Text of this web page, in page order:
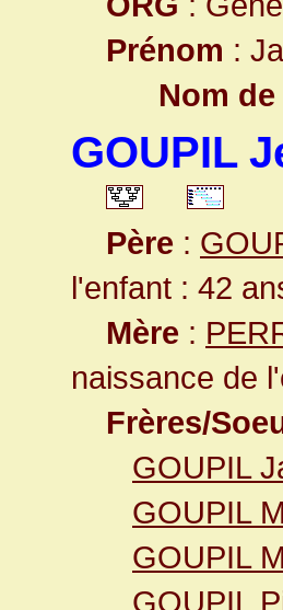
Prénom :
Nom
GOUPIL
Père :
l'enfant : 42
Mère :
naissance de
Frères/
GOUPIL
GOUPIL
GOUPIL
GOUPIL